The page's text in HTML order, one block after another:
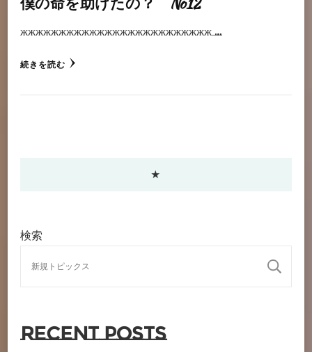
жжжжжжжжжжжжжжжжжжжжжжжжж …
続きを読む
★
検索
Recent Posts